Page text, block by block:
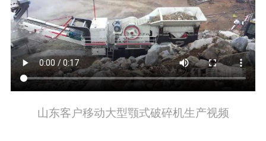
山东客户移动大型颚式破碎机生产视频